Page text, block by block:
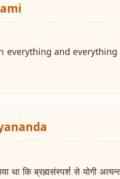
everything and
कि ब्रह्मसंस्पर्श से योगी